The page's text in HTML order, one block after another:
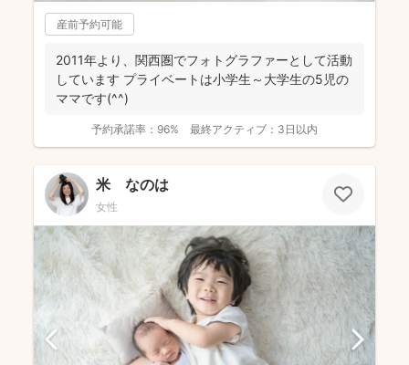
産前予約可能
2011年より、関西圏でフォトグラファーとして活動
しています プライベートは小学生～大学生の5児の
ママです(^^)
予約承諾率： 96% 最終アクティブ： 3日以内
米 なのは
女性